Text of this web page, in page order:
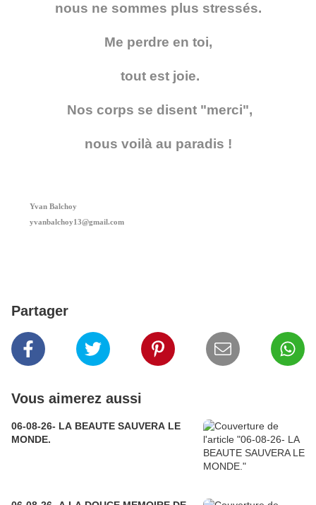
nous ne sommes plus stressés.
Me perdre en toi,
tout est joie.
Nos corps se disent "merci",
nous voilà au paradis !
Yvan Balchoy
yvanbalchoy13@gmail.com
Partager
Vous aimerez aussi
06-08-26- LA BEAUTE SAUVERA LE
MONDE.